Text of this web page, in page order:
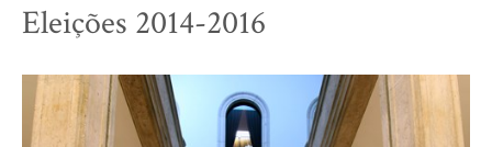
Eleições 2014-2016